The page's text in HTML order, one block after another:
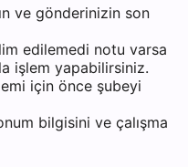
ve gönderinizin son
edilemedi notu varsa
işlem yapabilirsiniz.
için önce şubeyi
bilgisini ve çalışma